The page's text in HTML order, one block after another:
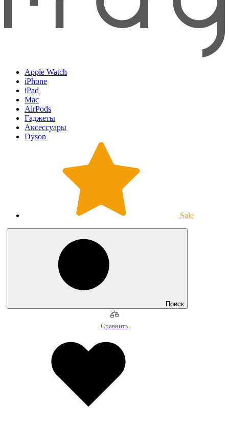
Apple Watch
iPhone
iPad
Mac
AirPods
Гаджеты
Аксессуары
Dyson
Sale
Поиск
Сравнить